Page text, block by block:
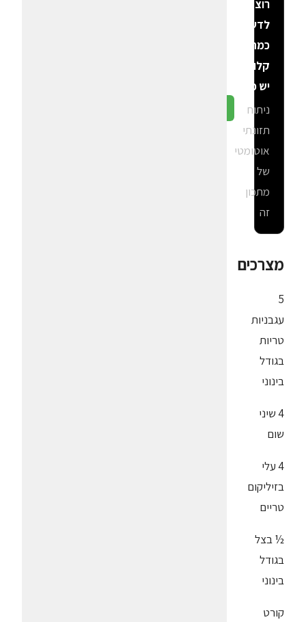
רוצה
לדעת
כמה
קלוריות
יש פה?
ניתוח
תזונתי
אוטומטי
של
מתכון
זה
מצרכים
5
עגבניות
טריות
בגודל
בינוני
4 שיני
שום
4 עלי
בזיליקום
טריים
½ בצל
בגודל
בינוני
קורט